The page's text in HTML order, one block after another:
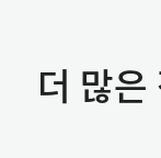
더 많은